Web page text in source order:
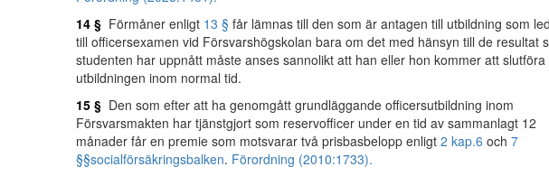
14 § Förmåner enligt 13 § får lämnas till den som är antagen till utbildning som
till officersexamen vid Försvarshögskolan bara om det med hänsyn till de resultat
studenten har uppnått måste anses sannolikt att han eller hon kommer att slutföra
utbildningen inom normal tid.
15 § Den som efter att ha genomgått grundläggande officersutbildning inom
Försvarsmakten har tjänstgjort som reservofficer under en tid av sammanlagt 12
månader får en premie som motsvarar två prisbasbelopp enligt 2 kap.6 och 7
§§socialförsäkringsbalken. Förordning (2010:1733).